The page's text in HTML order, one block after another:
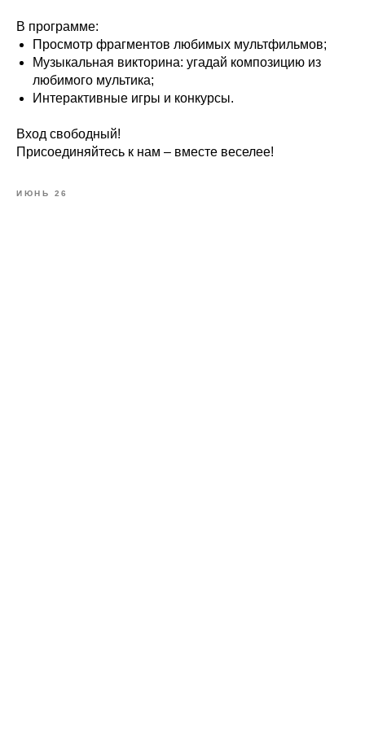
В программе:
Просмотр фрагментов любимых мультфильмов;
Музыкальная викторина: угадай композицию из
любимого мультика;
Интерактивные игры и конкурсы.
Вход свободный!
Присоединяйтесь к нам – вместе веселее!
ИЮНЬ 26